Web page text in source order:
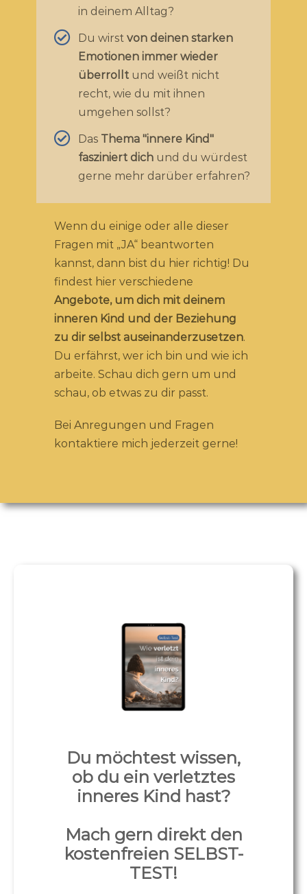
in deinem Alltag?
Du wirst von deinen starken
Emotionen immer wieder
überrollt und weißt nicht
recht, wie du mit ihnen
umgehen sollst?
Das Thema "innere Kind"
fasziniert dich und du würdest
gerne mehr darüber erfahren?
Wenn du einige oder alle dieser
Fragen mit „JA“ beantworten
kannst, dann bist du hier richtig! Du
findest hier verschiedene
Angebote, um dich mit deinem
inneren Kind und der Beziehung
zu dir selbst auseinanderzusetzen.
Du erfährst, wer ich bin und wie ich
arbeite. Schau dich gern um und
schau, ob etwas zu dir passt.
Bei Anregungen und Fragen
kontaktiere mich jederzeit gerne!
Du möchtest wissen,
ob du ein verletztes
inneres Kind hast?
Mach gern direkt den
kostenfreien SELBST-
TEST!